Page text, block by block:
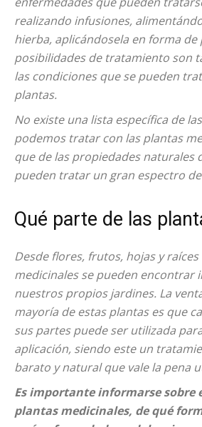
realizando infusiones,
hierba, aplicándosela en forma de
posibilidades de tratamiento son
las condiciones que se pueden
plantas.
No existe una lista específica de
podemos tratar con las plantas
que de las propiedades naturales
pueden tratar un gran espectro
Qué parte de las
Desde flores, frutos, hojas y
medicinales se pueden encontrar
nuestros propios jardines. La
mayoría de estas plantas es que
sus partes puede ser utilizada
aplicación, siendo este un
barato y natural que vale la pena
Es importante informarse sobre
plantas medicinales, de qué